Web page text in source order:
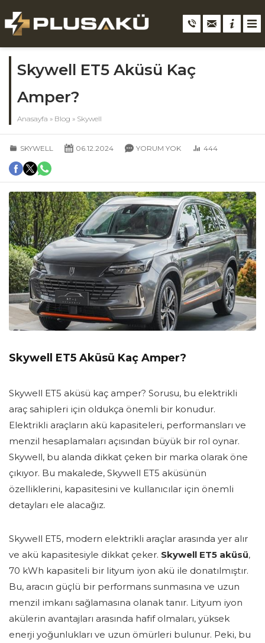
Skywell ET5 Aküsü Kaç
Amper?
Anasayfa » Blog » Skywell
SKYWELL 06.12.2024 YORUM YOK 444
Skywell ET5 Aküsü Kaç Amper?
Skywell ET5 aküsü kaç amper? Sorusu, bu elektrikli
araç sahipleri için oldukça önemli bir konudur.
Elektrikli araçların akü kapasiteleri, performansları ve
menzil hesaplamaları açısından büyük bir rol oynar.
Skywell, bu alanda dikkat çeken bir marka olarak öne
çıkıyor. Bu makalede, Skywell ET5 aküsünün
özelliklerini, kapasitesini ve kullanıcılar için önemli
detayları ele alacağız.
Skywell ET5, modern elektrikli araçlar arasında yer alır
ve akü kapasitesiyle dikkat çeker. Skywell ET5 aküsü,
70 kWh kapasiteli bir lityum iyon akü ile donatılmıştır.
Bu, aracın güçlü bir performans sunmasına ve uzun
menzil imkanı sağlamasına olanak tanır. Lityum iyon
akülerin avantajları arasında hafif olmaları, yüksek
enerji yoğunlukları ve uzun ömürleri bulunur. Peki, bu